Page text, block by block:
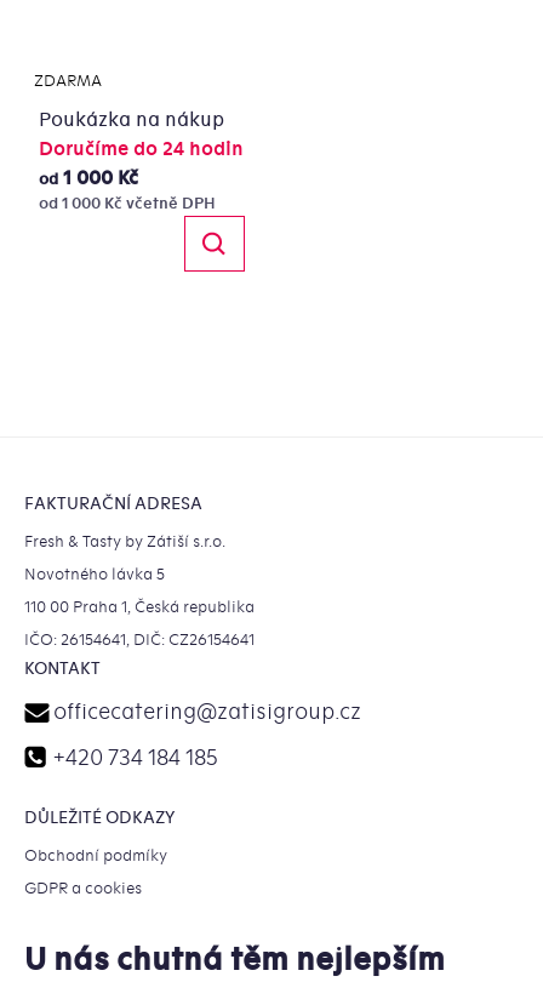
ZDARMA
ZDARMA
Poukázka na nákup
Doručíme do 24 hodin
od 1 000 Kč včetně DPH
od 1 000 Kč
FAKTURAČNÍ ADRESA
Fresh & Tasty by Zátiší s.r.o.
Novotného lávka 5
110 00 Praha 1, Česká republika
IČO: 26154641, DIČ: CZ26154641
KONTAKT
officecatering@zatisigroup.cz
+420 734 184 185
DŮLEŽITÉ ODKAZY
Obchodní podmíky
GDPR a cookies
U nás chutná těm nejlepším